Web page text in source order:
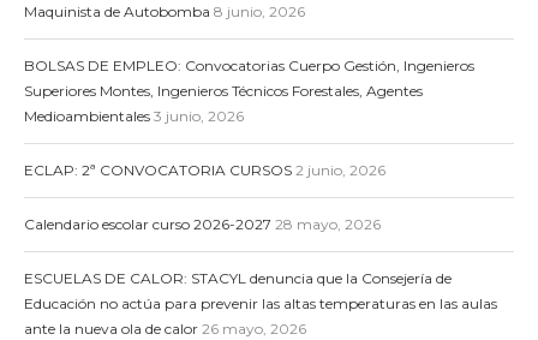
Maquinista de Autobomba 8 junio, 2026
BOLSAS DE EMPLEO: Convocatorias Cuerpo Gestión, Ingenieros
Superiores Montes, Ingenieros Técnicos Forestales, Agentes
Medioambientales 3 junio, 2026
ECLAP: 2ª CONVOCATORIA CURSOS 2 junio, 2026
Calendario escolar curso 2026-2027 28 mayo, 2026
ESCUELAS DE CALOR: STACYL denuncia que la Consejería de
Educación no actúa para prevenir las altas temperaturas en las aulas
ante la nueva ola de calor 26 mayo, 2026